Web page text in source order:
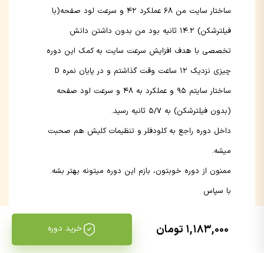
Reply
ساختار سایت من ۶۸ عملکرد ۴۲ و سرعت لود صفحه(با
فیلترشکن) ۱۴.۲ ثانیه بود من بدون داشتن دانش
تخصصی با هدف افزایش سرعت سایت به کمک این دوره
چیزی نزدیک ۱۲ ساعت وقت گذاشتم و در پایان نمره D
ساختار سایتم ۹۵ و عملکرد به ۴۸ و سرعت لود صفحه
(بدون فیلترشکن) به ۵/۷ ثانیه رسید.
داخل دوره راجع به کلودفلر و تنظیمات کلیش هم صحبت
میشه.
ممنون از دوره خوبتون، بازم این دوره میتونه بهتر بشه.
با سپاس
۲۰ دی ۱۴۰۱
1,183,000 تومان خرید دوره